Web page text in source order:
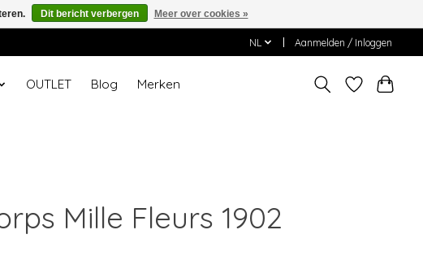
NL Aanmelden / Inloggen
OUTLET Blog Merken
Mille Fleurs 1902
Dit bericht verbergen Meer over cookies »